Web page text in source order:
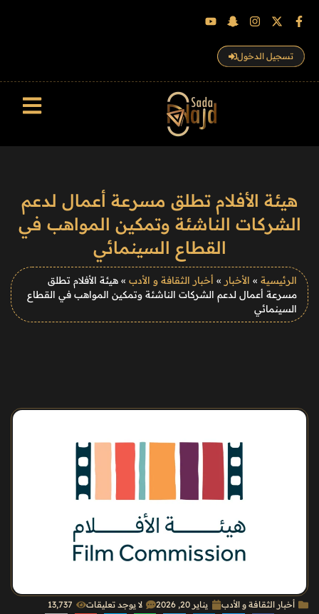
تسجيل الدخول
هيئة الأفلام تطلق مسرعة أعمال لدعم
الشركات الناشئة وتمكين المواهب في
القطاع السينمائي
الرئيسية » الأخبار » أخبار الثقافة و الأدب » هيئة الأفلام تطلق
مسرعة أعمال لدعم الشركات الناشئة وتمكين المواهب في القطاع
السينمائي
أخبار الثقافة و الأدب يناير 20, 2026 لا يوجد تعليقات 13٬737